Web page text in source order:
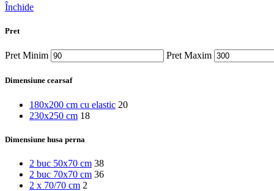
Închide
Pret
Pret Minim Pret Maxim
Dimensiune cearsaf
180x200 cm cu elastic 20
230x250 cm 18
Dimensiune husa perna
2 buc 50x70 cm 38
2 buc 70x70 cm 36
2 x 70/70 cm 2